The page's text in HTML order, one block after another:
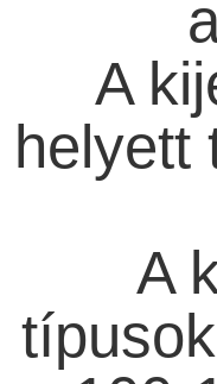
A
helyett
A